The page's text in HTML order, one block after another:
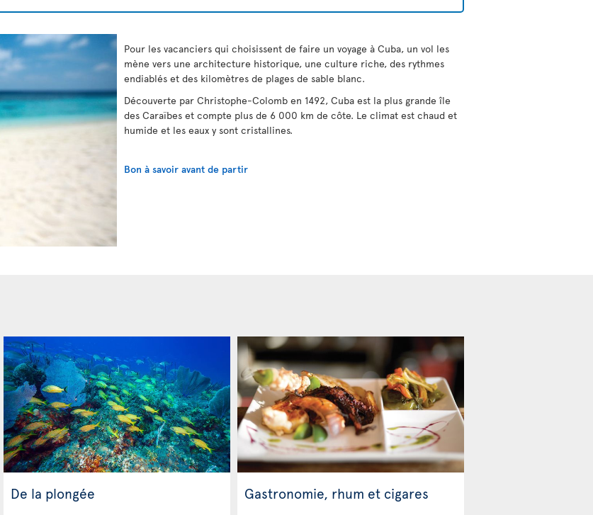
Pour les vacanciers qui choisissent de faire un voyage à Cuba, un vol les
mène vers une architecture historique, une culture riche, des rythmes
endiablés et des kilomètres de plages de sable blanc.
Découverte par Christophe-Colomb en 1492, Cuba est la plus grande île
des Caraïbes et compte plus de 6 000 km de côte. Le climat est chaud et
humide et les eaux y sont cristallines.
Bon à savoir avant de partir
De la plongée Gastronomie, rhum et cigares